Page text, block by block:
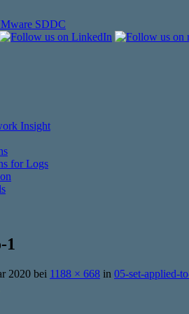
Insight
for Logs
1
2020 bei 1188 × 668 in 05-set-applied-